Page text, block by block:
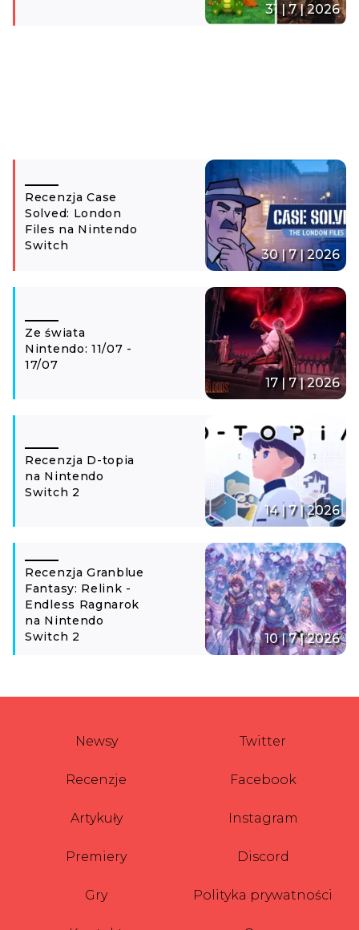
31 | 7 | 2026
Recenzja Case
Solved: London
Files na Nintendo
Switch
30 | 7 | 2026
Ze świata
Nintendo: 11/07 -
17/07
17 | 7 | 2026
Recenzja D-topia
na Nintendo
Switch 2
14 | 7 | 2026
Recenzja Granblue
Fantasy: Relink -
Endless Ragnarok
na Nintendo
Switch 2
10 | 7 | 2026
Newsy
Recenzje
Artykuły
Premiery
Gry
Twitter
Facebook
Instagram
Discord
Polityka prywatności